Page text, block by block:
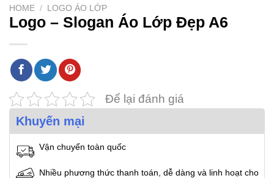
HOME / LOGO ÁO LỚP
Logo – Slogan Áo Lớp Đẹp A6
Để lại đánh giá
Khuyến mại
Vận chuyển toàn quốc
Nhiều phương thức thanh toán, dễ dàng và linh hoạt cho